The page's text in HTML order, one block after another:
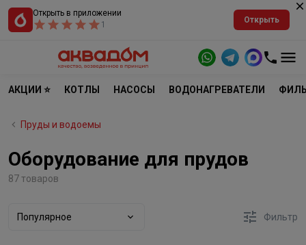
Открыть в приложении
1
Открыть
АКЦИИ ⭐ КОТЛЫ НАСОСЫ ВОДОНАГРЕВАТЕЛИ
Пруды и водоемы
Оборудование для прудов
87 товаров
Популярное Фильтр